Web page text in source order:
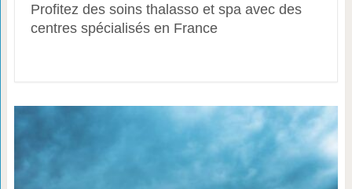
Profitez des soins thalasso et spa avec des
centres spécialisés en France